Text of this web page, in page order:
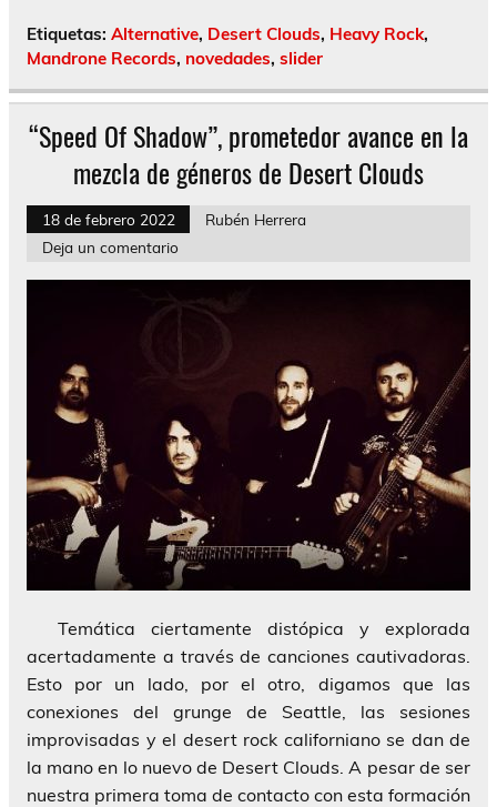
Etiquetas: Alternative, Desert Clouds, Heavy Rock,
Mandrone Records, novedades, slider
“Speed Of Shadow”, prometedor avance en la
mezcla de géneros de Desert Clouds
18 de febrero 2022
Rubén Herrera
Deja un comentario
Temática ciertamente distópica y explorada
acertadamente a través de canciones cautivadoras.
Esto por un lado, por el otro, digamos que las
conexiones del grunge de Seattle, las sesiones
improvisadas y el desert rock californiano se dan de
la mano en lo nuevo de Desert Clouds. A pesar de ser
nuestra primera toma de contacto con esta formación